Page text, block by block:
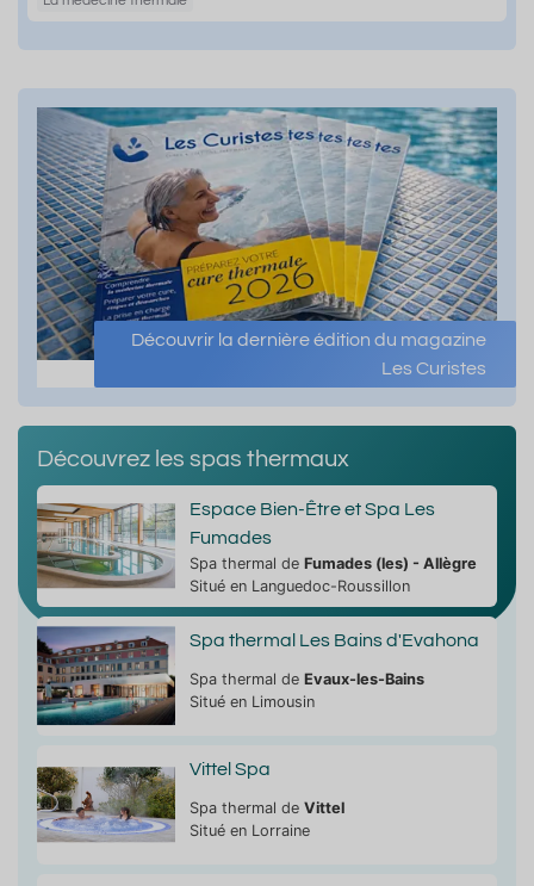
Découvrir la dernière édition du magazine
Les Curistes
Découvrez les spas thermaux
Espace Bien-Être et Spa Les
Fumades
Spa thermal de Fumades (les) - Allègre
Situé en Languedoc-Roussillon
Spa thermal Les Bains d'Evahona
Spa thermal de Evaux-les-Bains
Situé en Limousin
Vittel Spa
Spa thermal de Vittel
Situé en Lorraine